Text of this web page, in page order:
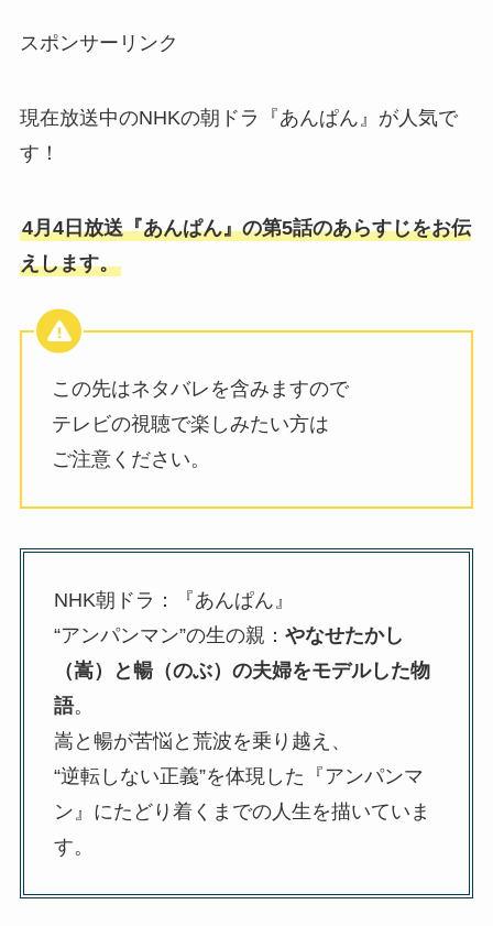
スポンサーリンク
現在放送中のNHKの朝ドラ『あんぱん』が人気で
す！
4月4日放送『あんぱん』の第5話のあらすじをお伝
えします。
この先はネタバレを含みますので
テレビの視聴で楽しみたい方は
ご注意ください。
NHK朝ドラ：『あんぱん』
“アンパンマン”の生の親： やなせたかし
（嵩）と暢（のぶ）の夫婦をモデルした物
語。
嵩と暢が苦悩と荒波を乗り越え、
“逆転しない正義”を体現した『アンパンマ
ン』にたどり着くまでの人生を描いていま
す。